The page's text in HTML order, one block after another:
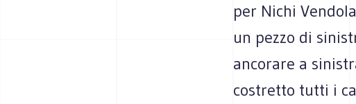
per Nichi
un pezzo di
ancorare a
costretto tutti i